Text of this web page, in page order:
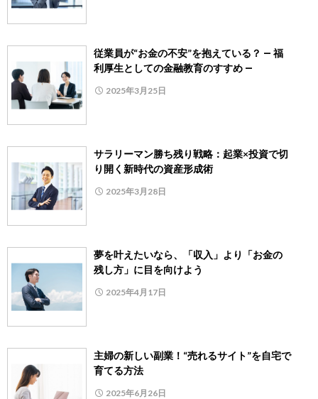
従業員が“お金の不安”を抱えている？ ― 福
利厚生としての金融教育のすすめ ―
2025年3月25日
サラリーマン勝ち残り戦略：起業×投資で切
り開く新時代の資産形成術
2025年3月28日
夢を叶えたいなら、「収入」より「お金の
残し方」に目を向けよう
2025年4月17日
主婦の新しい副業！“売れるサイト”を自宅で
育てる方法
2025年6月26日